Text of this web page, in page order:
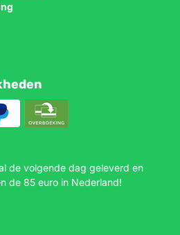
de volgende dag geleverd en
de 85 euro in Nederland!